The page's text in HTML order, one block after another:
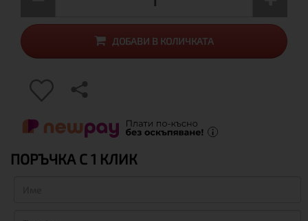
ДОБАВИ В КОЛИЧКАТА
ПОРЪЧКА С 1 КЛИК